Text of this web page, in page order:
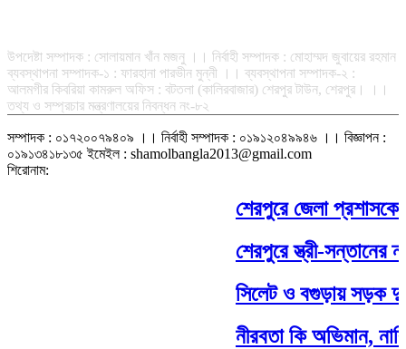
উপদেষ্টা সম্পাদক : সোলায়মান খাঁন মজনু ।। নির্বাহী সম্পাদক : মোহাম্মদ জুবায়ের রহমান
ব্যবস্থাপনা সম্পাদক-১ : ফারহানা পারভীন মুন্নী ।। ব্যবস্থাপনা সম্পাদক-২ :
আলমগীর কিবরিয়া কামরুল অফিস : বটতলা (কালিরবাজার) শেরপুর টাউন, শেরপুর। ।।
তথ্য ও সম্প্রচার মন্ত্রণালয়ের নিবন্ধন নং-৮২
সম্পাদক : ০১৭২০০৭৯৪০৯ ।। নির্বাহী সম্পাদক : ০১৯১২০৪৯৯৪৬ ।। বিজ্ঞাপন :
০১৯১৩৪১৮১৩৫ ইমেইল : shamolbangla2013@gmail.com
শিরোনাম:
শেরপুরে জেলা
শেরপুরে স্ত্রী-সন্তানের
সিলেট ও বগুড়ায় সড়ক
নীরবতা কি অভিমান,